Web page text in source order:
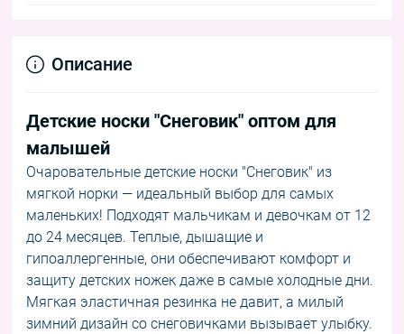
Описание
Детские носки "Снеговик" оптом для
малышей
Очаровательные детские носки "Снеговик" из
мягкой норки — идеальный выбор для самых
маленьких! Подходят мальчикам и девочкам от 12
до 24 месяцев. Теплые, дышащие и
гипоаллергенные, они обеспечивают комфорт и
защиту детских ножек даже в самые холодные дни.
Мягкая эластичная резинка не давит, а милый
зимний дизайн со снеговичками вызывает улыбку.